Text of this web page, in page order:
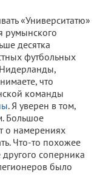
«Университатю»
румынского
десятка
футбольных
что
команды
. Я уверен в том,
Большое
о намерениях
Что-то похожее
соперника
было